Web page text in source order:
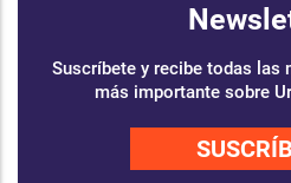
Suscríbete y recibe todas las
más importante sobre